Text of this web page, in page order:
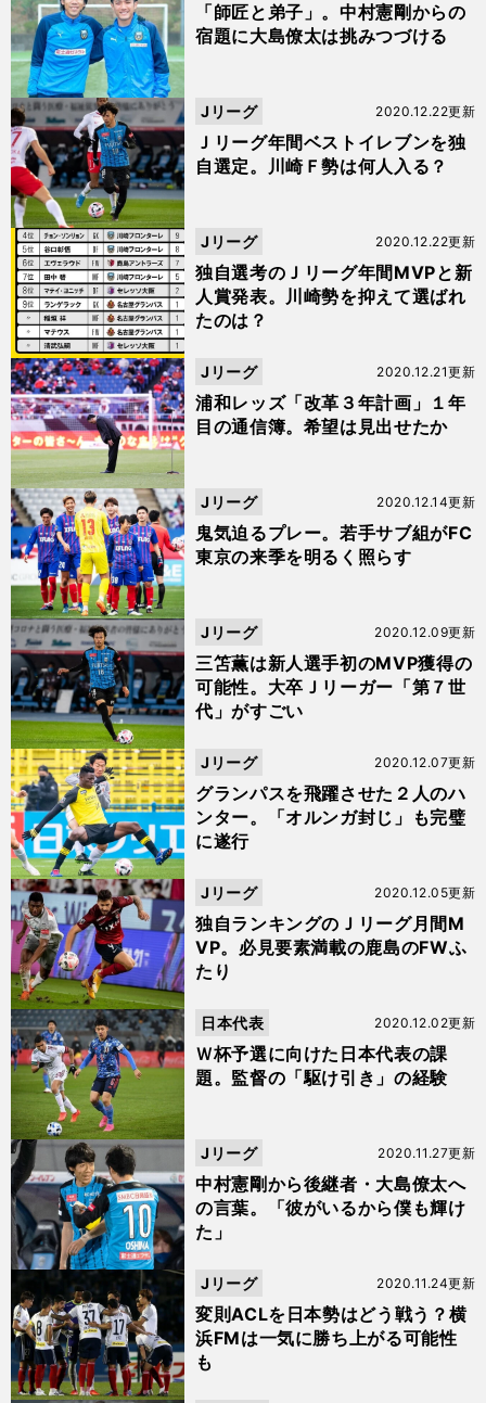
「師匠と弟子」。中村憲剛からの
宿題に大島僚太は挑みつづける
Ｊリーグ年間ベストイレブンを独
自選定。川崎Ｆ勢は何人入る？
2020.12.22更新
Jリーグ
独自選考のＪリーグ年間MVPと新
人賞発表。川崎勢を抑えて選ばれ
たのは？
2020.12.22更新
Jリーグ
浦和レッズ「改革３年計画」１年
目の通信簿。希望は見出せたか
2020.12.21更新
Jリーグ
鬼気迫るプレー。若手サブ組がFC
東京の来季を明るく照らす
2020.12.14更新
Jリーグ
三笘薫は新人選手初のMVP獲得の
可能性。大卒Ｊリーガー「第７世
代」がすごい
2020.12.09更新
Jリーグ
グランパスを飛躍させた２人のハ
ンター。「オルンガ封じ」も完璧
に遂行
2020.12.07更新
Jリーグ
独自ランキングのＪリーグ月間M
VP。必見要素満載の鹿島のFWふ
たり
2020.12.05更新
Jリーグ
Ｗ杯予選に向けた日本代表の課
題。監督の「駆け引き」の経験
2020.12.02更新
日本代表
中村憲剛から後継者・大島僚太へ
の言葉。「彼がいるから僕も輝け
た」
2020.11.27更新
Jリーグ
変則ACLを日本勢はどう戦う？横
浜FMは一気に勝ち上がる可能性
も
2020.11.24更新
Jリーグ